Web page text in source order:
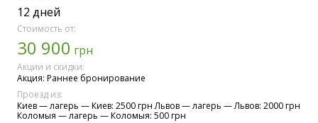
12 дней
Стоимость от:
30 900 грн
Акции и скидки:
Акция: Раннее бронирование
Проезд из:
Киев — лагерь — Киев: 2500 грн Львов — лагерь — Львов: 2000 грн
Коломыя — лагерь — Коломыя: 500 грн